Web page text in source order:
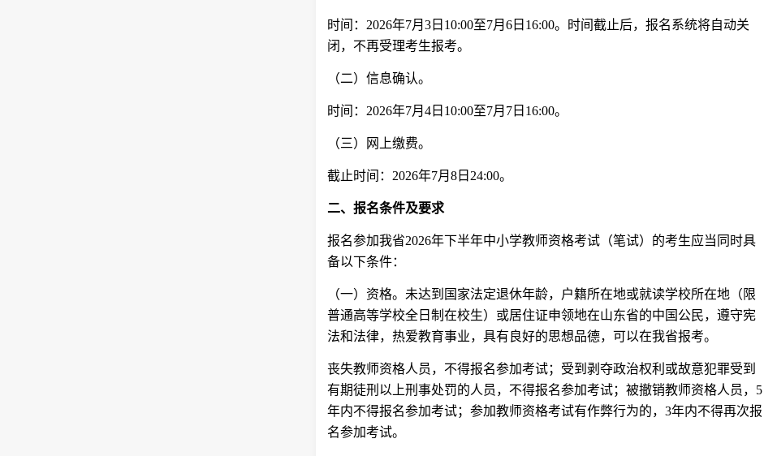
时间：2026年7月3日10:00至7月6日16:00。时间截止后，报名系统将自动关
闭，不再受理考生报考。
（二）信息确认。
时间：2026年7月4日10:00至7月7日16:00。
（三）网上缴费。
截止时间：2026年7月8日24:00。
二、报名条件及要求
报名参加我省2026年下半年中小学教师资格考试（笔试）的考生应当同时具
备以下条件：
（一）资格。未达到国家法定退休年龄，户籍所在地或就读学校所在地（限
普通高等学校全日制在校生）或居住证申领地在山东省的中国公民，遵守宪
法和法律，热爱教育事业，具有良好的思想品德，可以在我省报考。
丧失教师资格人员，不得报名参加考试；受到剥夺政治权利或故意犯罪受到
有期徒刑以上刑事处罚的人员，不得报名参加考试；被撤销教师资格人员，5
年内不得报名参加考试；参加教师资格考试有作弊行为的，3年内不得再次报
名参加考试。